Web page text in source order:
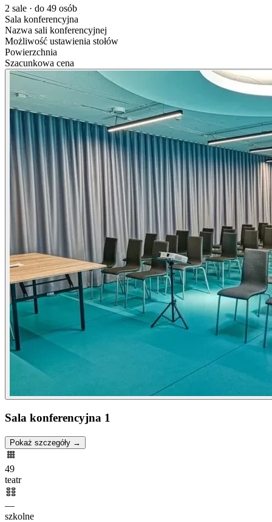
2 sale · do 49 osób
Sala konferencyjna
Nazwa sali konferencyjnej
Możliwość ustawienia stołów
Powierzchnia
Szacunkowa cena
Sala konferencyjna 1
Pokaż szczegóły →
49
teatr
—
szkolne